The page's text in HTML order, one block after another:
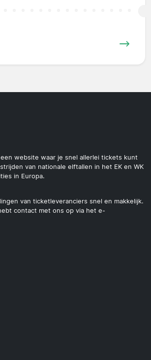
website waar je snel allerlei tickets kunt
van nationale elftallen in het EK en WK
in Europa.
van ticketleveranciers snel en makkelijk.
contact met ons op via het e-